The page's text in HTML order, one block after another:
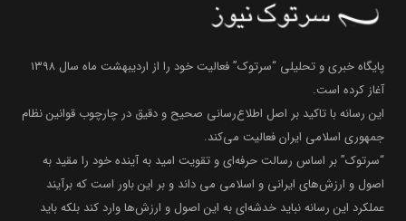
پایگاه خبری و تحلیلی “سرتوک” فعالیت خود را از اردیبهشت ماه سال ۱۳۹۸
آغاز کرده است.
این رسانه با تاکید بر اصل اطلاع‌رسانی صحیح و دقیق در چارچوب قوانین نظام
جمهوری اسلامی ایران فعالیت می‌کند.
“سرتوک” بر اساس رسالت حرفه‌ای و تقویت امید به آینده خود را مقید به
اصول و ارزش‌های ایرانی و اسلامی می داند و بر این باور است که برآیند
عملکرد این رسانه نباید خدشه‌ای به این اصول و ارزش‌ها وارد کند بلکه باید